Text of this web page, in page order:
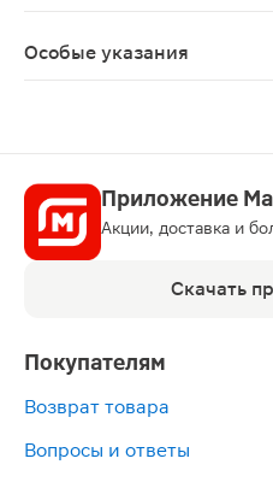
Особые указания
Приложение
Акции, доставка и
Скачать
Покупателям
Возврат товара
Вопросы и ответы